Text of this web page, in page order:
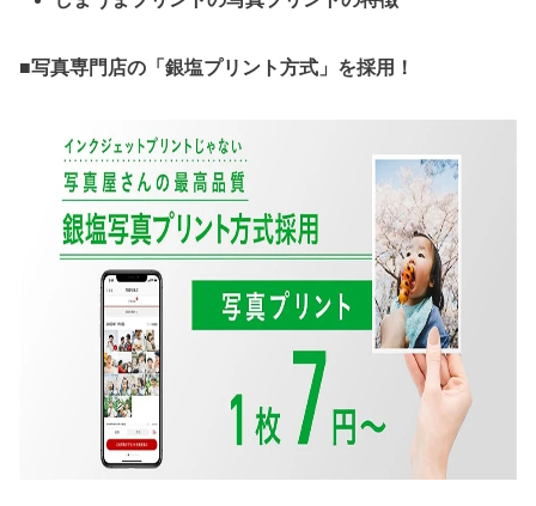
■写真専門店の「銀塩プリント方式」を採用！